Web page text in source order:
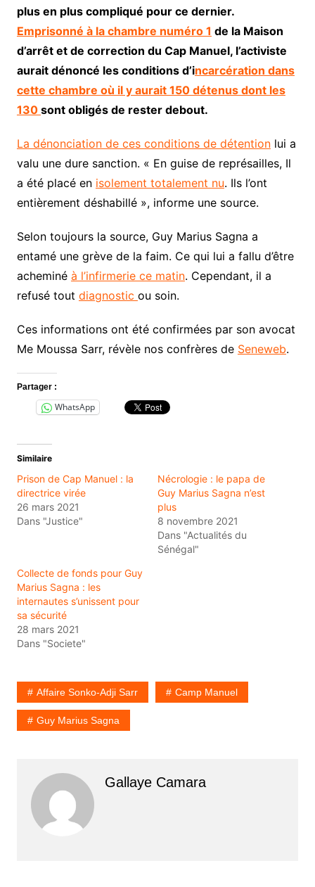
plus en plus compliqué pour ce dernier.
Emprisonné à la chambre numéro 1 de la Maison
d’arrêt et de correction du Cap Manuel, l’activiste
aurait dénoncé les conditions d’incarcération dans
cette chambre où il y aurait 150 détenus dont les
130 sont obligés de rester debout.
La dénonciation de ces conditions de détentionlui a
valu une dure sanction. « En guise de représailles, Il
a été placé en isolement totalement nu. Ils l’ont
entièrement déshabillé », informe une source.
Selon toujours la source, Guy Marius Sagna a
entamé une grève de la faim. Ce qui lui a fallu d’être
acheminé à l’infirmerie ce matin. Cependant, il a
refusé tout diagnostic ou soin.
Ces informations ont été confirmées par son avocat
Me Moussa Sarr, révèle nos confrères de Seneweb.
Partager :
WhatsApp
Similaire
Prison de Cap Manuel : la
directrice virée
26 mars 2021
Dans "Justice"
Nécrologie : le papa de
Guy Marius Sagna n’est
plus
8 novembre 2021
Dans "Actualités du
Sénégal"
Collecte de fonds pour Guy
Marius Sagna : les
internautes s’unissent pour
sa sécurité
28 mars 2021
Dans "Societe"
Affaire Sonko-Adji Sarr Camp Manuel
Guy Marius Sagna
Gallaye Camara